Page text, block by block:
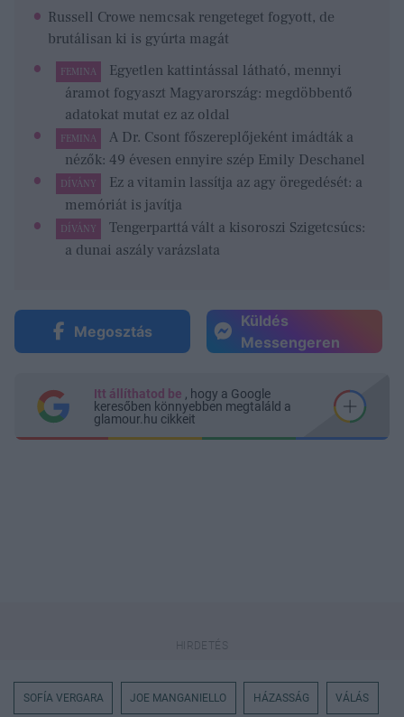
Russell Crowe nemcsak rengeteget fogyott, de
brutálisan ki is gyúrta magát
FEMINA
Egyetlen kattintással látható, mennyi
áramot fogyaszt Magyarország: megdöbbentő
adatokat mutat ez az oldal
FEMINA
A Dr. Csont főszereplőjeként imádták a
nézők: 49 évesen ennyire szép Emily Deschanel
DÍVÁNY
Ez a vitamin lassítja az agy öregedését: a
memóriát is javítja
DÍVÁNY
Tengerparttá vált a kisoroszi Szigetcsúcs:
a dunai aszály varázslata
Megosztás
Küldés
Messengeren
Itt állíthatod be , hogy a Google
keresőben könnyebben megtaláld a
glamour.hu cikkeit
SOFÍA VERGARA JOE MANGANIELLO HÁZASSÁG VÁLÁS